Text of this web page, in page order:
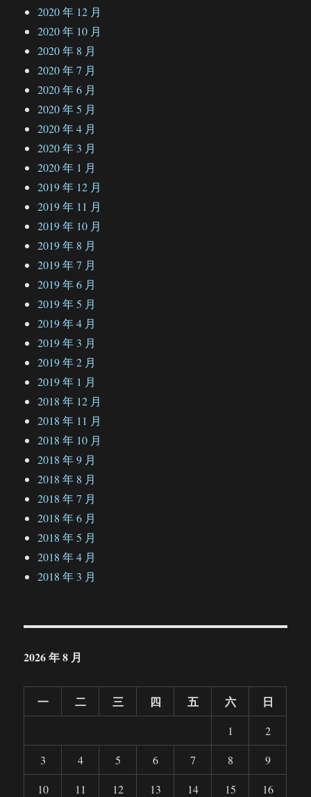
2020 年 12 月
2020 年 10 月
2020 年 8 月
2020 年 7 月
2020 年 6 月
2020 年 5 月
2020 年 4 月
2020 年 3 月
2020 年 1 月
2019 年 12 月
2019 年 11 月
2019 年 10 月
2019 年 8 月
2019 年 7 月
2019 年 6 月
2019 年 5 月
2019 年 4 月
2019 年 3 月
2019 年 2 月
2019 年 1 月
2018 年 12 月
2018 年 11 月
2018 年 10 月
2018 年 9 月
2018 年 8 月
2018 年 7 月
2018 年 6 月
2018 年 5 月
2018 年 4 月
2018 年 3 月
2026 年 8 月
一 二 三 四 五 六 日
1
2
3
4 5 6 7 8
9
10
11 12 13 14 15
16